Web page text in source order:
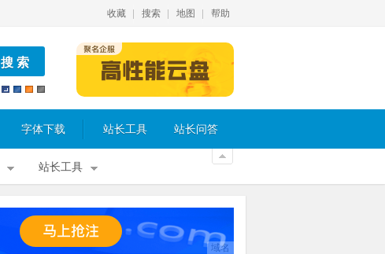
收藏 搜索 地图 帮助
字体下载 站长工具 站长问答
站长工具
域名